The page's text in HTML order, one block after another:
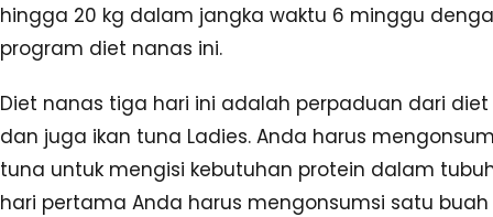
hingga 20 kg dalam jangka waktu 6 minggu
program diet nanas ini.
Diet nanas tiga hari ini adalah perpaduan dari
dan juga ikan tuna Ladies. Anda harus
tuna untuk mengisi kebutuhan protein dalam
hari pertama Anda harus mengonsumsi satu